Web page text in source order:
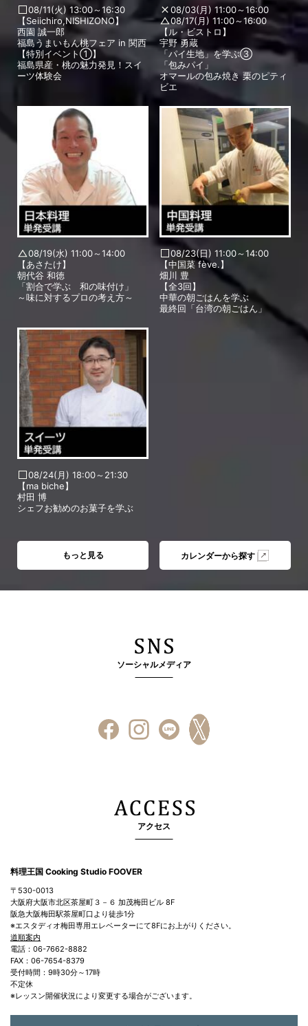
08/11(火) 13:00～16:30
【Seiichiro,NISHIZONO】
西園 誠一郎
福島うまいもん桃フェア in 関西
【特別イベント①】
福島県産・桃の魅力発見！スイ
ーツ体験会
08/03(月) 11:00～16:00
08/17(月) 11:00～16:00
【ル・ビストロ】
宇野 勇蔵
「パイ生地」を学ぶ③
「包みパイ」
オマールの包み焼き 栗のピティ
ビエ
08/19(水) 11:00～14:00
【あさたけ】
朝代谷 和徳
「割合で学ぶ 和の味付け」
～味に対するプロの考え方～
08/23(日) 11:00～14:00
【中国菜 fève.】
畑川 豊
【全3回】
中華の朝ごはんを学ぶ
最終回「台湾の朝ごはん」
08/24(月) 18:00～21:30
【ma biche】
村田 博
シェフお勧めのお菓子を学ぶ
もっと見る カレンダーから探す
ソーシャルメディア
アクセス
料理王国 Cooking Studio FOOVER
〒530-0013
大阪府大阪市北区茶屋町３－６ 加茂梅田ビル 8F
阪急大阪梅田駅茶屋町口より徒歩1分
※エスタディオ梅田専用エレベーターにて8Fにお上がりください。
道順案内
電話：06-7662-8882
FAX：06-7654-8379
受付時間：9時30分～17時
不定休
※レッスン開催状況により変更する場合がございます。